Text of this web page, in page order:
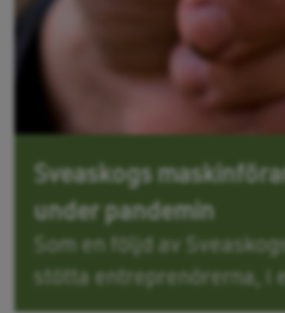
Sveaskogs
under pandemin
Som en följd av
stötta entreprenörerna, i